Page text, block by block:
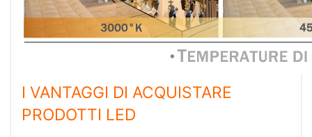
I VANTAGGI DI ACQUISTARE
PRODOTTI LED